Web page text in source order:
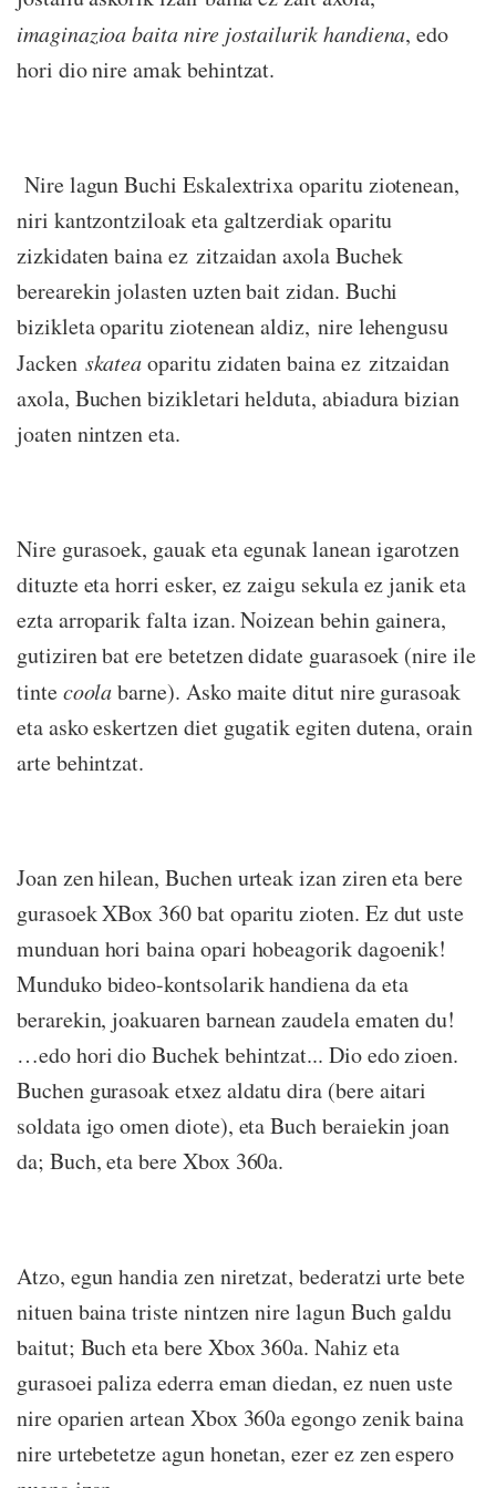
imaginazioa baita nire jostailurik handiena, edo
hori dio nire amak behintzat.
Nire lagun Buchi Eskalextrixa oparitu ziotenean,
niri kantzontziloak eta galtzerdiak oparitu
zizkidaten baina ez zitzaidan axola Buchek
berearekin jolasten uzten bait zidan. Buchi
bizikleta oparitu ziotenean aldiz, nire lehengusu
Jacken skateaoparitu zidaten baina ez zitzaidan
axola, Buchen bizikletari helduta, abiadura bizian
joaten nintzen eta.
Nire gurasoek, gauak eta egunak lanean igarotzen
dituzte eta horri esker, ez zaigu sekula ez janik eta
ezta arroparik falta izan.Noizean behin gainera,
gutiziren bat ere betetzen didate guarasoek (nire ile
tintecoolabarne). Asko maite ditut nire gurasoak
eta asko eskertzen diet gugatik egiten dutena, orain
arte behintzat.
Joan zen hilean, Buchen urteak izan ziren eta bere
gurasoek XBox 360 bat oparitu zioten. Ez dut uste
munduan hori baina opari hobeagorik dagoenik!
Munduko bideo-kontsolarik handiena da eta
berarekin, joakuaren barnean zaudela ematen du!
…edo hori dio Buchek behintzat... Dio edo zioen.
Buchen gurasoak etxez aldatu dira (bere aitari
soldata igo omen diote), eta Buch beraiekin joan
da; Buch, eta bere Xbox 360a.
Atzo, egun handia zen niretzat, bederatzi urte bete
nituen baina triste nintzen nire lagun Buch galdu
baitut; Buch eta bere Xbox 360a. Nahiz eta
gurasoei paliza ederra eman diedan, ez nuen uste
nire oparien artean Xbox 360a egongo zenik baina
nire urtebetetze agun honetan, ezer ez zen espero